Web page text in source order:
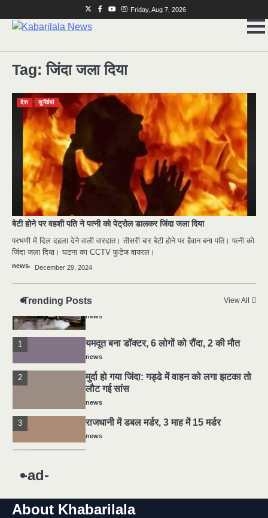
to
TwitterFacebookYoutubeInstagram
Friday, Aug 7, 2026
Tag:जिंदा जला दिया
देश सुर्खियां
बेटी होने पर वहशी पति ने पत्नी को पेट्रोल डालकर जिंदा जला दिया
परभणी में दिल दहला देने वाली वारदात। तीसरी बार बेटी होने पर हैवान बना पति। पत्नी को
जिंदा जला दिया। घटना का CCTV फुटेज वायरल।
news December 29, 2024
Trending Posts View All
मुर्दा हो गया जिंदा: गड्ढे में वाहन को लगा झटका तो
लौट गई सांस
news
राजधानी में डबल मर्डर, 3 माह में 15 मर्डर
news
4 चीन में नए वायरस ने मचाई तबाही.. इमरजेंसी !
news
5
मोंटेनेग्रो में गोलीबारी की घटना, 10 की मौत
news
1 यमदूत बना डॉक्टर, 6 लोगों को रौंदा, 2 की मौत
news
2
मुर्दा हो गया जिंदा: गड्ढे में वाहन को लगा झटका तो
लौट गई सांस
news
3 राजधानी में डबल मर्डर, 3 माह में 15 मर्डर
news
मोंटेनेग्रो में गोलीबारी की घटना, 10 की मौत
news
-ad-
About Khabarilala